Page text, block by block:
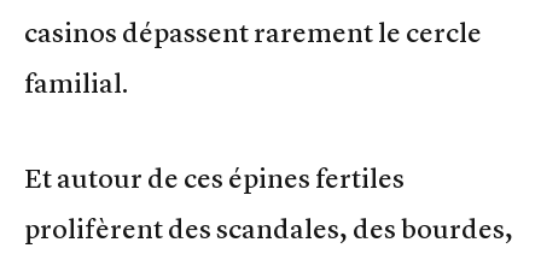
casinos dépassent rarement le cercle
familial.
Et autour de ces épines fertiles
prolifèrent des scandales, des bourdes,